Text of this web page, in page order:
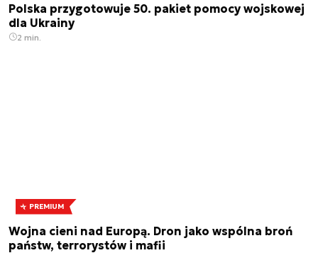
Polska przygotowuje 50. pakiet pomocy wojskowej
dla Ukrainy
2 min.
PREMIUM
Wojna cieni nad Europą. Dron jako wspólna broń
państw, terrorystów i mafii